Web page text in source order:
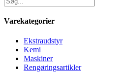
Varekategorier
Ekstraudstyr
Kemi
Maskiner
Rengøringsartikler